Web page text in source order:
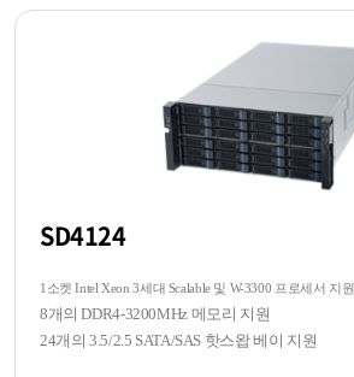
SD4124
1소켓 Intel Xeon 3세대 Scalable 및 W-3300 프로세서 지원
8개의 DDR4-3200MHz 메모리 지원
24개의 3.5/2.5 SATA/SAS 핫스왑 베이 지원